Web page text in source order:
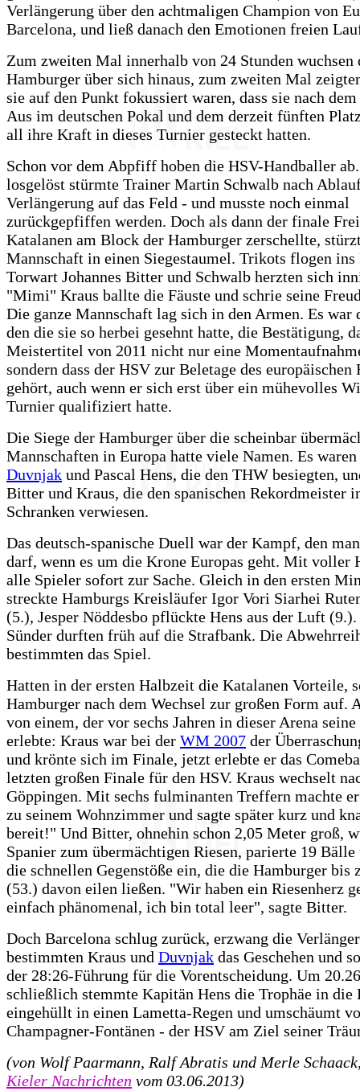
Verlängerung über den achtmaligen Champion von
Barcelona, und ließ danach den Emotionen freien
Zum zweiten Mal innerhalb von 24 Stunden wuchsen
Hamburger über sich hinaus, zum zweiten Mal
sie auf den Punkt fokussiert waren, dass sie nach
Aus im deutschen Pokal und dem derzeit fünften
all ihre Kraft in dieses Turnier gesteckt hatten.
Schon vor dem Abpfiff hoben die HSV-Handballer
losgelöst stürmte Trainer Martin Schwalb nach
Verlängerung auf das Feld - und musste noch einmal
zurückgepfiffen werden. Doch als dann der finale
Katalanen am Block der Hamburger zerschellte,
Mannschaft in einen Siegestaumel. Trikots flogen
Torwart Johannes Bitter und Schwalb herzten sich
"Mimi" Kraus ballte die Fäuste und schrie seine
Die ganze Mannschaft lag sich in den Armen. Es war
den die sie so herbei gesehnt hatte, die Bestätigung,
Meistertitel von 2011 nicht nur eine
sondern dass der HSV zur Beletage des europäischen
gehört, auch wenn er sich erst über ein mühevolles
Turnier qualifiziert hatte.
Die Siege der Hamburger über die scheinbar
Mannschaften in Europa hatte viele Namen. Es waren
Duvnjak und Pascal Hens, die den THW besiegten,
Bitter und Kraus, die den spanischen Rekordmeister
Schranken verwiesen.
Das deutsch-spanische Duell war der Kampf, den
darf, wenn es um die Krone Europas geht. Mit voller
alle Spieler sofort zur Sache. Gleich in den ersten
streckte Hamburgs Kreisläufer Igor Vori Siarhei
(5.), Jesper Nöddesbo pflückte Hens aus der Luft
Sünder durften früh auf die Strafbank. Die
bestimmten das Spiel.
Hatten in der ersten Halbzeit die Katalanen Vorteile,
Hamburger nach dem Wechsel zur großen Form auf.
von einem, der vor sechs Jahren in dieser Arena
erlebte: Kraus war bei der WM 2007 der
und krönte sich im Finale, jetzt erlebte er das
letzten großen Finale für den HSV. Kraus wechselt
Göppingen. Mit sechs fulminanten Treffern machte
zu seinem Wohnzimmer und sagte später kurz und
bereit!" Und Bitter, ohnehin schon 2,05 Meter groß,
Spanier zum übermächtigen Riesen, parierte 19
die schnellen Gegenstöße ein, die die Hamburger bis
(53.) davon eilen ließen. "Wir haben ein Riesenherz
einfach phänomenal, ich bin total leer", sagte Bitter.
Doch Barcelona schlug zurück, erzwang die
bestimmten Kraus und Duvnjak das Geschehen und
der 28:26-Führung für die Vorentscheidung. Um
schließlich stemmte Kapitän Hens die Trophäe in die
eingehüllt in einen Lametta-Regen und umschäumt
Champagner-Fontänen - der HSV am Ziel seiner
(von Wolf Paarmann, Ralf Abratis und Merle
Kieler Nachrichten vom 03.06.2013)